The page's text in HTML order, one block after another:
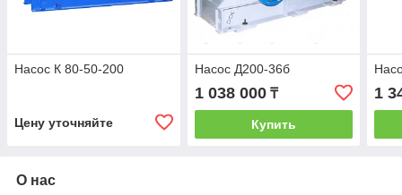
Насос К 80-50-200
Цену уточняйте
Насос Д200-36б
1 038 000₸
Купить
1
О нас